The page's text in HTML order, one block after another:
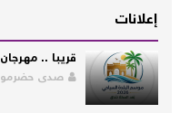
إعلانات
قريبا .. مهرجان
صدى حضرموت